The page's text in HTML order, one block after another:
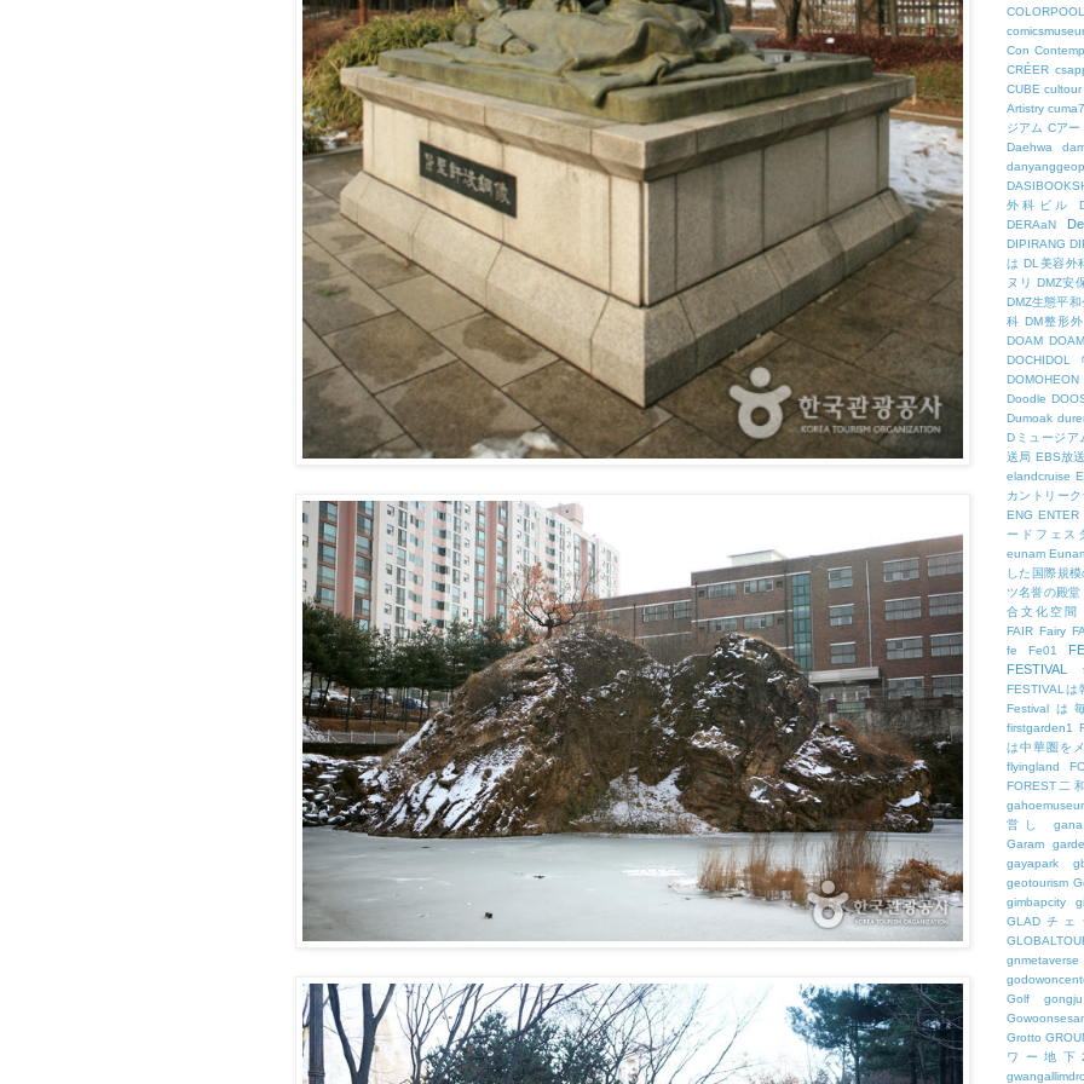
COLORPOOL
Con
CRÉER
CUBE cultour
Artistry
ジアム Cアー
Daehwa
外科ビル
DERAaN
DIPIRANG
は DL美容外
ヌリ DMZ安
DMZ生態平和
科 DM整形
DOAM
DOMOHEON
Doodle
Dumoak
Dミュージア
送局 EBS放
elandcruise
カントリー
ENG ENTER
ードフェス
eunam
した国際規
ツ名誉の殿堂
合文化空間
FAIR Fairy
fe
Fe01
FESTIVAL
FESTIVAL
Festivalは
firstgarden1
は中華圏を
flyingland
FOREST二
営し
gana
Garam
gayapark
geotourism
gimbapcity
GLADチ
gnmetaverse
Golf
gongju
Grotto
ワー地